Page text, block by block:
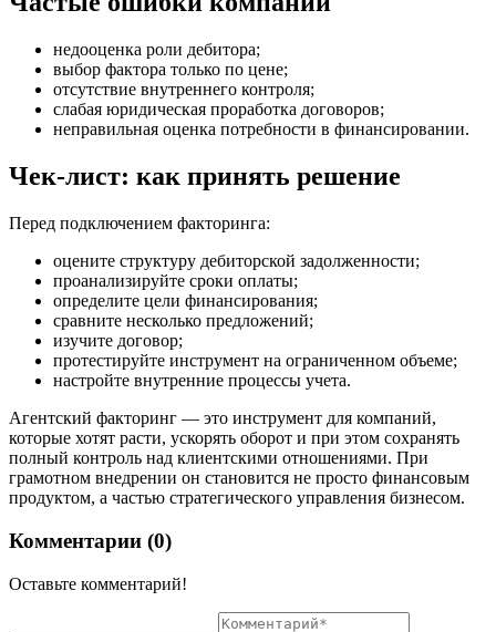
недооценка роли дебитора;
выбор фактора только по цене;
отсутствие внутреннего контроля;
слабая юридическая проработка договоров;
неправильная оценка потребности в финансировании.
Чек-лист: как принять решение
Перед подключением факторинга:
оцените структуру дебиторской задолженности;
проанализируйте сроки оплаты;
определите цели финансирования;
сравните несколько предложений;
изучите договор;
протестируйте инструмент на ограниченном объеме;
настройте внутренние процессы учета.
Агентский факторинг — это инструмент для компаний,
которые хотят расти, ускорять оборот и при этом сохранять
полный контроль над клиентскими отношениями. При
грамотном внедрении он становится не просто финансовым
продуктом, а частью стратегического управления бизнесом.
Комментарии (0)
Оставьте комментарий!